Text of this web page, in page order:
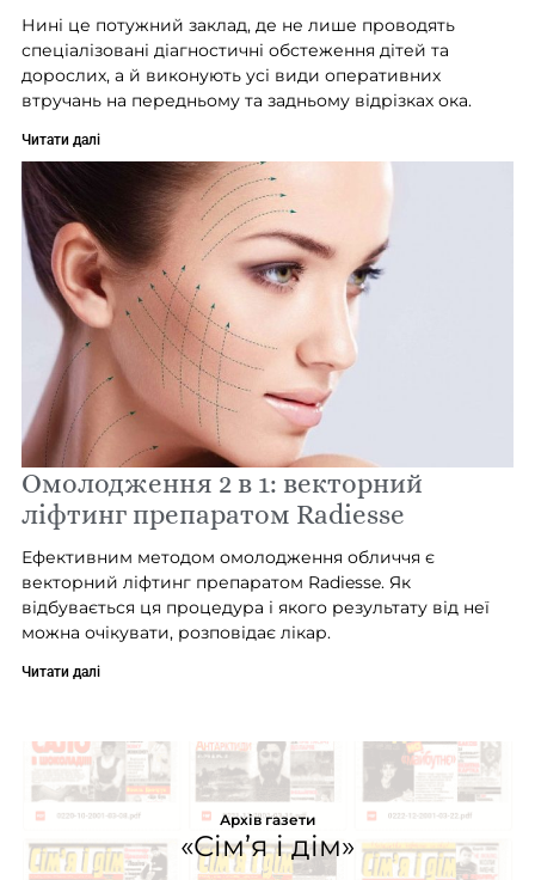
Нині це потужний заклад, де не лише проводять
спеціалізовані діагностичні обстеження дітей та
дорослих, а й виконують усі види оперативних
втручань на передньому та задньому відрізках ока.
Читати далі
Омолодження 2 в 1: векторний
ліфтинг препаратом Radiesse
Ефективним методом омолодження обличчя є
векторний ліфтинг препаратом Radiesse. Як
відбувається ця процедура і якого результату від неї
можна очікувати, розповідає лікар.
Читати далі
Архів газети
«Сім’я і дім»